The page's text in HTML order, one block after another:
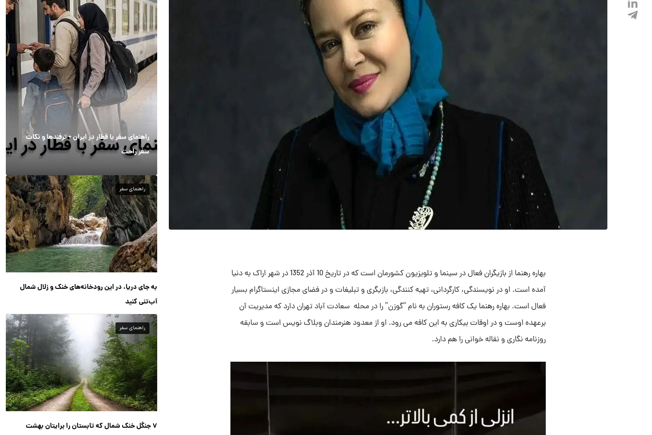
بهاره رهنما از بازیگران فعال در سینما و تلویزیون کشورمان است که در تاریخ 10 آذر 1352 در شهر اراک به دنیا
آمده است. او در نویسندگی، کارگردانی، تهیه کنندگی، بازیگری و تبلیغات و در فضای مجازی اینستاگرام بسیار
فعال است. بهاره رهنما یک کافه رستوران به نام “گوزن” را در محله سعادت آباد تهران دارد که مدیریت آن
برعهده اوست و در اوقات بیکاری به این کافه می رود. او از معدود هنرمندان وبلاگ نویس است و سابقه
روزنامه نگاری و نقاله خوانی را هم دارد.
راهنمای سفر با قطار در ایران + ترفندها و نکات
سفر راحت
راهنمای سفر
به جای دریا، در این رودخانه‌های خنک و زلال شمال
آب‌تنی کنید
راهنمای سفر
۷ جنگل خنک شمال که تابستان را برایتان بهشت